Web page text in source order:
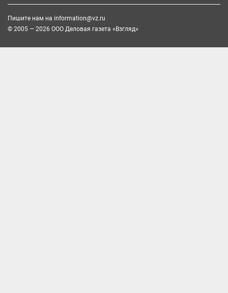
Пишите нам на information@vz.ru
© 2005 — 2026 ООО Деловая газета «Взгляд»